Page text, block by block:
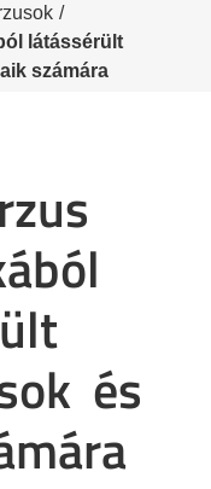
/
látássérült
számára
és